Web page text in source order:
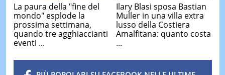
La paura della "fine del
mondo" esplode la
prossima settimana,
quando tre agghiaccianti
eventi ...
Ilary Blasi sposa Bastian
Muller in una villa extra
lusso della Costiera
Amalfitana: quanto costa
...